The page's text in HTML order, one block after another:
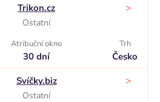
Trikon.cz
Ostatní
>
Atribuční okno
30 dní
Trh
Česko
Svíčky.biz
Ostatní
>